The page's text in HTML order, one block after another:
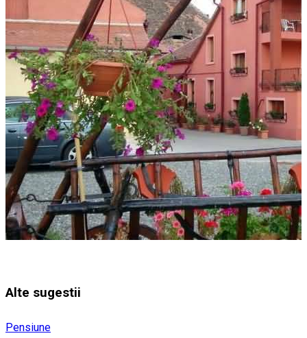
Alte sugestii
Pensiune